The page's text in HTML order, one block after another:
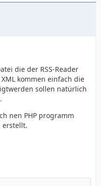
die der RSS-Reader
kommen einfach die
sollen natürlich
nen PHP programm
erstellt.